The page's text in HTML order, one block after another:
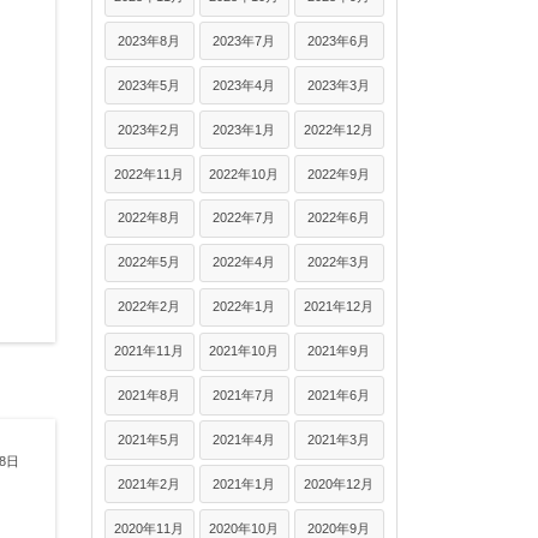
日
2023年8月 2023年7月 2023年6月
2023年5月 2023年4月 2023年3月
2023年2月 2023年1月 2022年12月
2022年11月 2022年10月 2022年9月
2022年8月 2022年7月 2022年6月
2022年5月 2022年4月 2022年3月
2022年2月 2022年1月 2021年12月
2021年11月 2021年10月 2021年9月
2021年8月 2021年7月 2021年6月
2021年5月 2021年4月 2021年3月
2021年2月 2021年1月 2020年12月
2020年11月 2020年10月 2020年9月